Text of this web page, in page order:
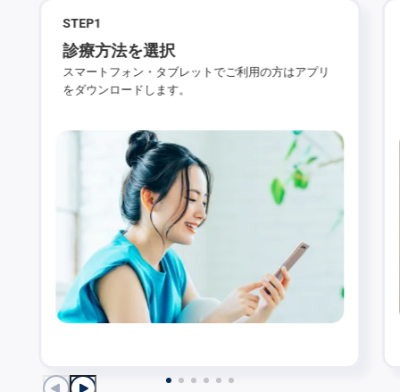
STEP1
診療方法を選択
スマートフォン・タブレットでご利用の方はアプリ
をダウンロードします。